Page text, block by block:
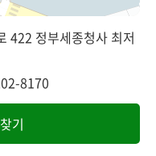
422 정부세종청사 최저
8170
기